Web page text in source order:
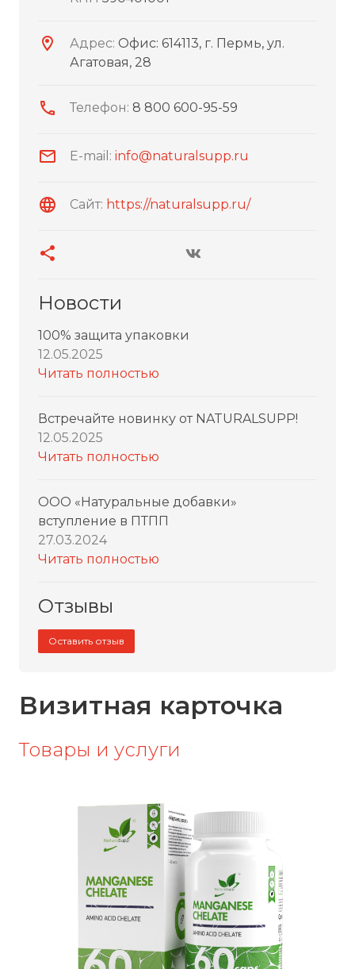
Адрес: Офис: 614113, г. Пермь, ул.
Агатовая, 28
Телефон: 8 800 600-95-59
E-mail: info@naturalsupp.ru
Сайт: https://naturalsupp.ru/
Новости
100% защита упаковки
12.05.2025
Читать полностью
Встречайте новинку от NATURALSUPP!
12.05.2025
Читать полностью
ООО «Натуральные добавки»
вступление в ПТПП
27.03.2024
Читать полностью
Отзывы
Оставить отзыв
Визитная карточка
Товары и услуги